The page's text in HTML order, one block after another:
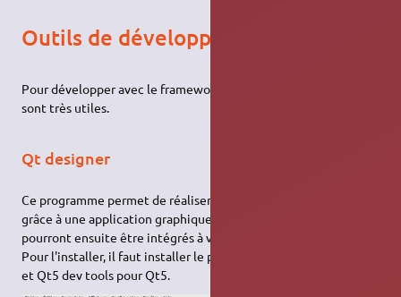
Outils de développement
Pour développer avec le framework Qt, plusieurs programmes
sont très utiles.
Qt designer
Ce programme permet de réaliser simplement vos fenêtres
grâce à une application graphique. Les fichiers .ui générés
pourront ensuite être intégrés à vos programmes utilisant Qt.
Pour l'installer, il faut installer le paquet qt4-designer pour Qt4,
et Qt5 dev tools pour Qt5.